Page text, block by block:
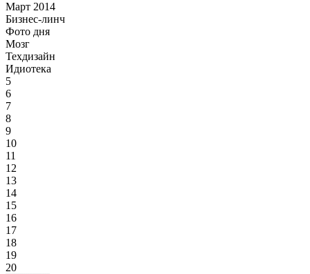
Март 2014
Бизнес-линч
Фото дня
Мозг
Техдизайн
Идиотека
5
6
7
8
9
10
11
12
13
14
15
16
17
18
19
20